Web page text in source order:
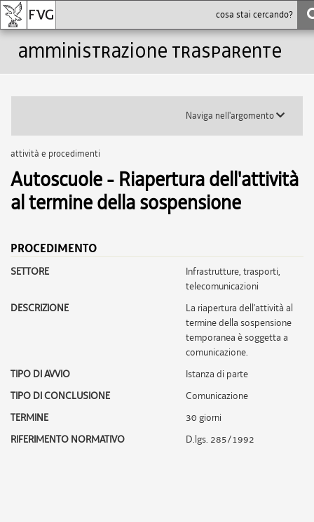
Amministrazione trasparente
Toggle
Naviga nell'argomento
attività e procedimenti
Autoscuole - Riapertura dell'attività
al termine della sospensione
PROCEDIMENTO
SETTORE
infrastrutture, trasporti,
telecomunicazioni
DESCRIZIONE
La riapertura dell’attività al
termine della sospensione
temporanea è soggetta a
comunicazione.
TIPO DI AVVIO
Istanza di parte
TIPO DI CONCLUSIONE
Comunicazione
TERMINE
30 giorni
RIFERIMENTO NORMATIVO
D.lgs. 285/1992